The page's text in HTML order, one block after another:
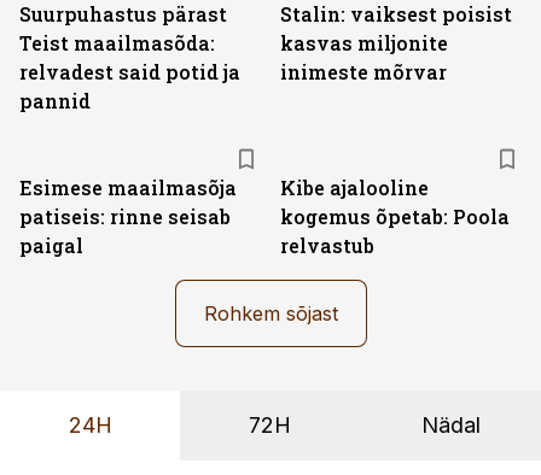
Suurpuhastus pärast
Teist maailmasõda:
relvadest said potid ja
pannid
Stalin: vaiksest poisist
kasvas miljonite
inimeste mõrvar
Esimese maailmasõja
patiseis: rinne seisab
paigal
Kibe ajalooline
kogemus õpetab: Poola
relvastub
Rohkem sõjast
24H 72H Nädal